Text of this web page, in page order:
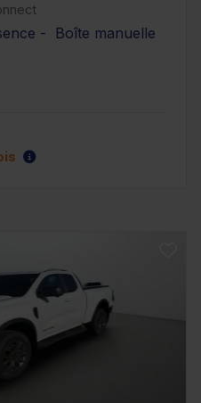
- Boîte manuelle